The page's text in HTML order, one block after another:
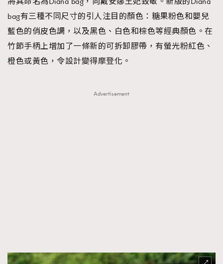
bag有三種不同尺寸的引人注目的顏色：糖果粉色和嬰兒
藍色的俏皮色調，以及黑色、白色和棕色等經典顏色。在
竹節手柄上增加了一條新的可拆卸膠帶，有螢光粉紅色、
橙色或黃色，令設計變得摩登化。
Advertisement